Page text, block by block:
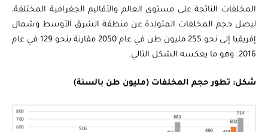
المخلفات الناتجة على مستوى العالم والأقاليم الجغرافية المختلفة،
ليصل حجم المخلفات المتولدة عن منطقة الشرق الأوسط وشمال
إفريقيا إلى نحو 255 مليون طن في عام 2050 مقارنة بنحو 129 في عام
2016. وهو ما يعكسه الشكل التالي.
شكل: تطور حجم المخلفات (مليون طن بالسنة)